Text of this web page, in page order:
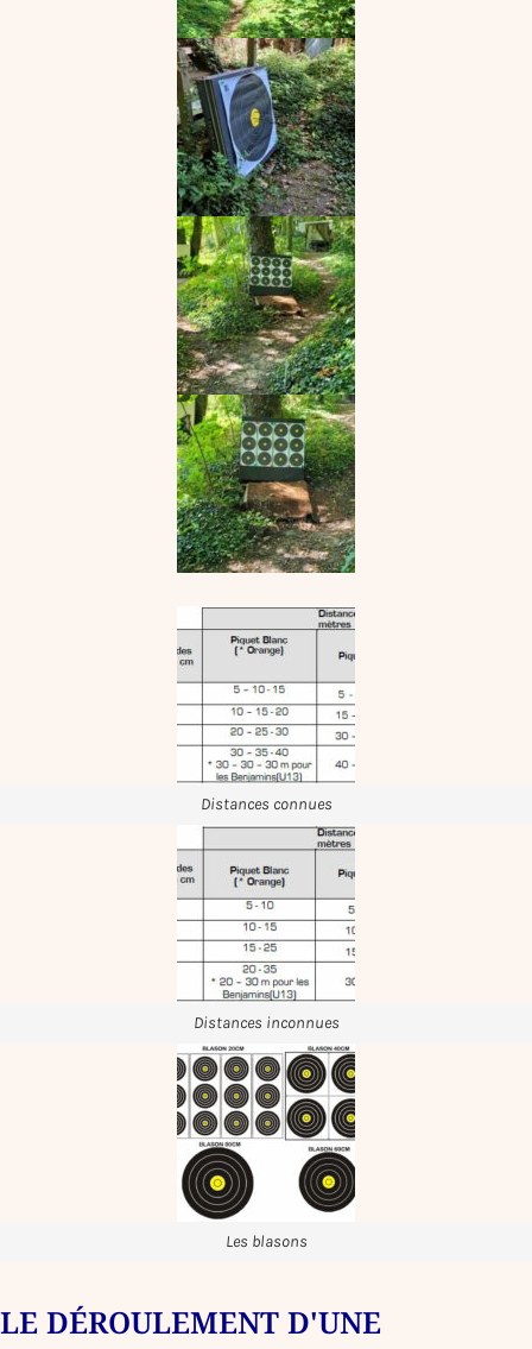
Distances connues
Distances inconnues
Les blasons
LE DÉROULEMENT D'UNE